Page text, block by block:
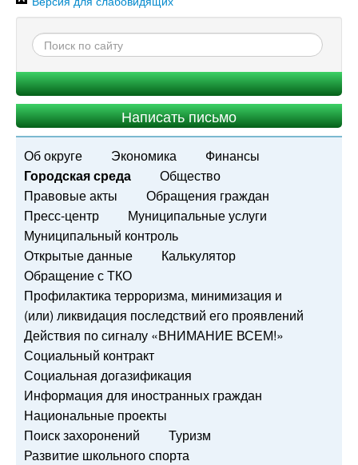
Написать письмо
Об округе Экономика
Финансы
Городская среда
Общество
Правовые акты
Обращения граждан
Пресс-центр
Муниципальные услуги
Муниципальный контроль
Открытые данные
Калькулятор
Обращение с ТКО
Профилактика терроризма, минимизация и
(или) ликвидация последствий его проявлений
Действия по сигналу «ВНИМАНИЕ ВСЕМ!»
Социальный контракт
Социальная догазификация
Информация для иностранных граждан
Национальные проекты
Поиск захоронений
Туризм
Развитие школьного спорта